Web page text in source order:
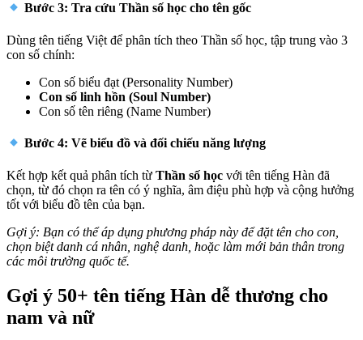
Bước 3: Tra cứu Thần số học cho tên gốc
Dùng tên tiếng Việt để phân tích theo Thần số học, tập trung vào 3
con số chính:
Con số biểu đạt (Personality Number)
Con số linh hồn (Soul Number)
Con số tên riêng (Name Number)
Bước 4: Vẽ biểu đồ và đối chiếu năng lượng
Kết hợp kết quả phân tích từ Thần số học với tên tiếng Hàn đã
chọn, từ đó chọn ra tên có ý nghĩa, âm điệu phù hợp và cộng hưởng
tốt với biểu đồ tên của bạn.
Gợi ý: Bạn có thể áp dụng phương pháp này để đặt tên cho con,
chọn biệt danh cá nhân, nghệ danh, hoặc làm mới bản thân trong
các môi trường quốc tế.
Gợi ý 50+ tên tiếng Hàn dễ thương cho
nam và nữ